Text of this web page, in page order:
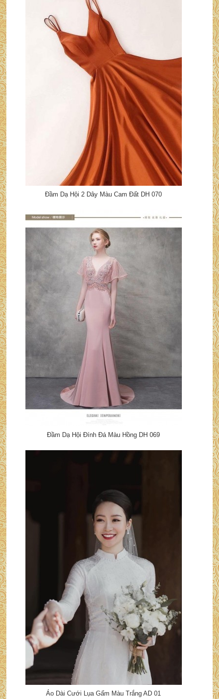
Đầm Dạ Hội 2 Dây Màu Cam Đất DH 070
Đầm Dạ Hội Đính Đá Màu Hồng DH 069
Áo Dài Cưới Lụa Gấm Màu Trắng AD 01